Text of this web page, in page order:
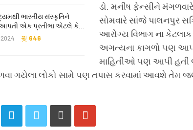
ભારતીય સંસ્કૃતિને
એક પ્રતીભા એટલે કે‌…
646
ડો. મનીષ ફેન્સીને મંગળવારે
સોમવારે સાંજે પાલનપુર
આરોગ્ય વિભાગ ના
અગત્યના કાગળો પણ
માહિતીઓ પણ આપી હતી
ગયેલા લોકો સામે પણ તપાસ કરવામાં આવશે તેમ